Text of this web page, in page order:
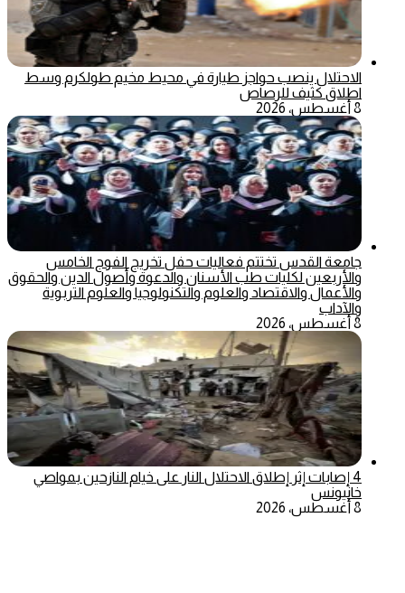
الاحتلال ينصب حواجز طيارة في محيط مخيم طولكرم وسط
اطلاق كثيف للرصاص
8 أغسطس، 2026
جامعة القدس تختتم فعاليات حفل تخريج الفوج الخامس
والأربعين لكليات طب الأسنان والدعوة وأصول الدين والحقوق
والأعمال والاقتصاد والعلوم والتكنولوجيا والعلوم التربوية
والآداب
8 أغسطس، 2026
4 إصابات إثر إطلاق الاحتلال النار على خيام النازحين بمواصي
خانيونس
8 أغسطس، 2026